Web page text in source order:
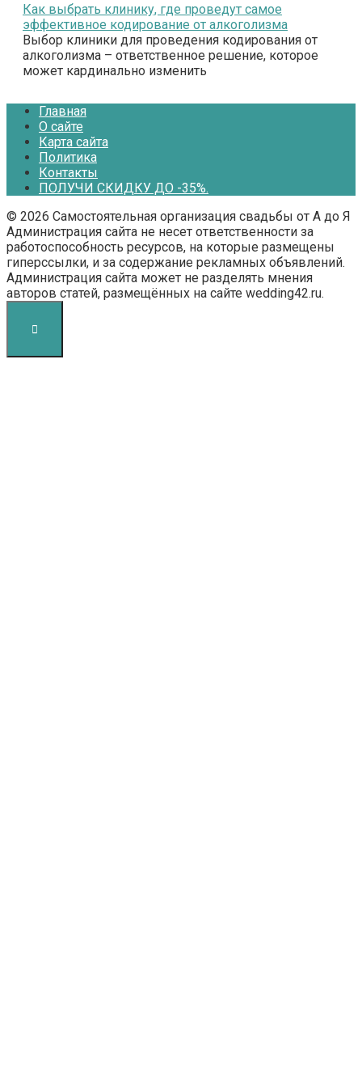
Как выбрать клинику, где проведут самое
эффективное кодирование от алкоголизма
Выбор клиники для проведения кодирования от
алкоголизма – ответственное решение, которое
может кардинально изменить
Главная
О сайте
Карта сайта
Политика
Контакты
ПОЛУЧИ СКИДКУ ДО -35%.
© 2026 Самостоятельная организация свадьбы от А до Я
Администрация сайта не несет ответственности за
работоспособность ресурсов, на которые размещены
гиперссылки, и за содержание рекламных объявлений.
Администрация сайта может не разделять мнения
авторов статей, размещённых на сайте wedding42.ru.